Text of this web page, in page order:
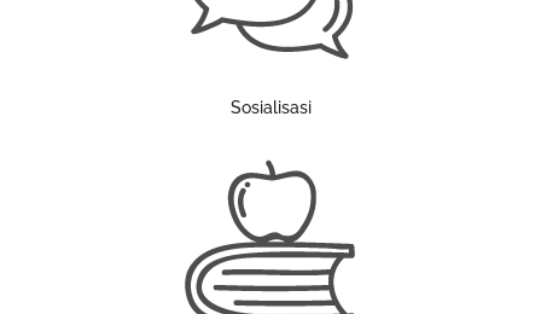
Sosialisasi